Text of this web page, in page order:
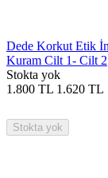
Dede Korkut Etik
Kuram Cilt 1- Cilt 2
Stokta yok
1.800 TL 1.620 TL
Stokta yok